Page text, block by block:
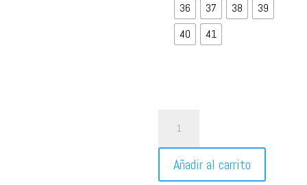
36 37 38
39
40
41
Zapato
Plano
Estilo
Añadir al carrito